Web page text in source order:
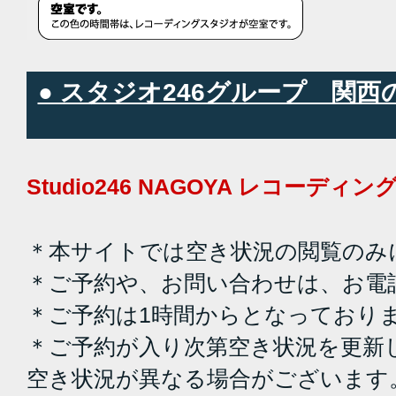
● スタジオ246グループ 関西
Studio246 NAGOYA レコーディン
＊本サイトでは空き状況の閲覧の
＊ご予約や、お問い合わせは、お
＊ご予約は1時間からとなっており
＊ご予約が入り次第空き状況を更
空き状況が異なる場合がございます